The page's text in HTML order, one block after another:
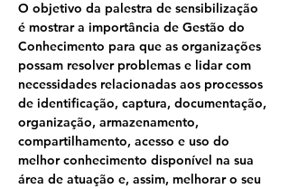
O objetivo da palestra de sensibilização
é mostrar a importância de Gestão do
Conhecimento para que as organizações
possam resolver problemas e lidar com
necessidades relacionadas aos processos
de identificação, captura, documentação,
organização, armazenamento,
compartilhamento, acesso e uso do
melhor conhecimento disponível na sua
área de atuação e, assim, melhorar o seu